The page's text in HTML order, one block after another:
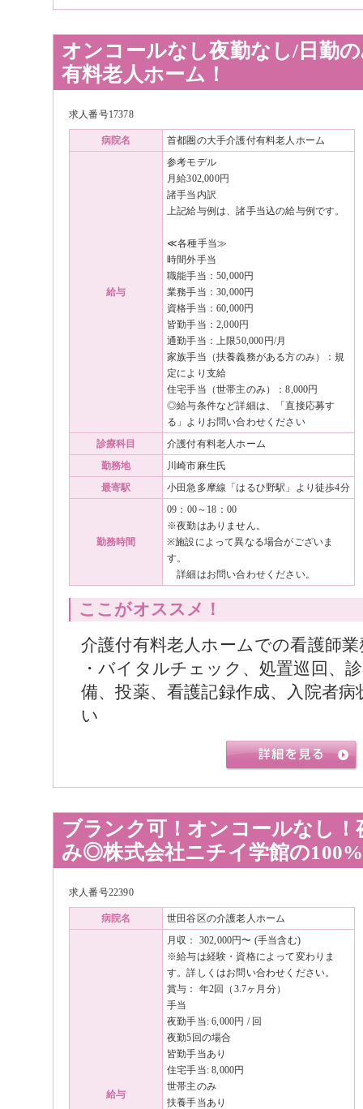
オンコールなし夜勤なし/日勤
有料老人ホーム！
求人番号17378
病院名 首都圏の大手介護付有料老人ホーム
給与
参考モデル
月給302,000円
諸手当内訳
上記給与例は、諸手当込の給与例です。
≪各種手当≫
時間外手当
職能手当：50,000円
業務手当：30,000円
資格手当：60,000円
皆勤手当：2,000円
通勤手当：上限50,000円/月
家族手当（扶養義務がある方のみ）：規
定により支給
住宅手当（世帯主のみ）：8,000円
◎給与条件など詳細は、「直接応募す
る」よりお問い合わせください
診療科目
介護付有料老人ホーム
勤務地
川崎市麻生氏
最寄駅
小田急多摩線「はるひ野駅」より徒歩4分
勤務時間
09：00～18：00
※夜勤はありません。
※施設によって異なる場合がございま
す。
詳細はお問い合わせください。
ここがオススメ！
介護付有料老人ホームでの看護師業
・バイタルチェック、処置巡回、
備、投薬、看護記録作成、入院者病
い
ブランク可！オンコールなし！
み◎株式会社ニチイ学館の
求人番号22390
病院名 世田谷区の介護老人ホーム
給与
月収： 302,000円〜 (手当含む)
※給与は経験・資格によって変わりま
す。詳しくはお問い合わせください。
賞与： 年2回（3.7ヶ月分）
手当
夜勤手当: 6,000円 / 回
夜勤5回の場合
皆勤手当あり
住宅手当: 8,000円
世帯主のみ
扶養手当あり